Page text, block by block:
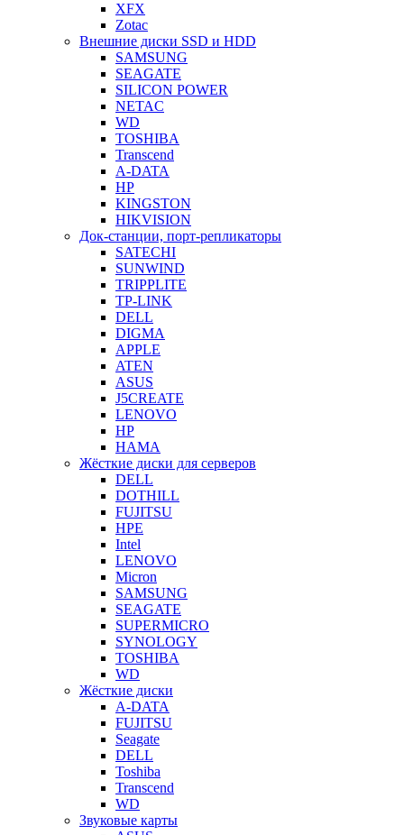
XFX
Zotac
Внешние диски SSD и HDD
SAMSUNG
SEAGATE
SILICON POWER
NETAC
WD
TOSHIBA
Transcend
A-DATA
HP
KINGSTON
HIKVISION
Док-станции, порт-репликаторы
SATECHI
SUNWIND
TRIPPLITE
TP-LINK
DELL
DIGMA
APPLE
ATEN
ASUS
J5CREATE
LENOVO
HP
HAMA
Жёсткие диски для серверов
DELL
DOTHILL
FUJITSU
HPE
Intel
LENOVO
Micron
SAMSUNG
SEAGATE
SUPERMICRO
SYNOLOGY
TOSHIBA
WD
Жёсткие диски
A-DATA
FUJITSU
Seagate
DELL
Toshiba
Transcend
WD
Звуковые карты